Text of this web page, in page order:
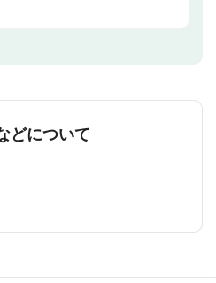
どについて